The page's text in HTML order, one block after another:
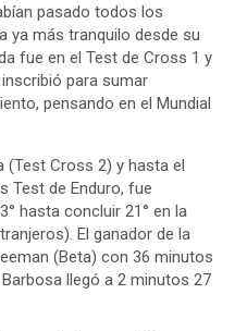
pasado todos los
ya más tranquilo desde su
fue en el Test de Cross 1 y
para sumar
pensando en el Mundial
(Test Cross 2) y hasta el
Test de Enduro, fue
hasta concluir 21° en la
El ganador de la
(Beta) con 36 minutos
llegó a 2 minutos 27